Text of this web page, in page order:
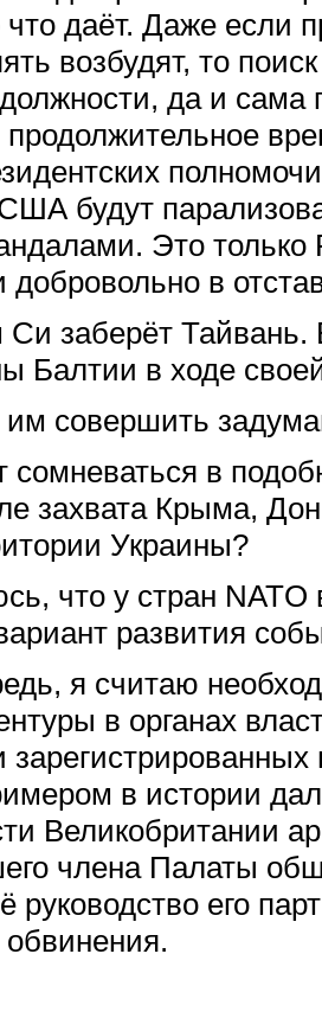
даёт. Даже если
возбудят, то
да и сама
продолжительное
будут
Это
в
заберёт Тайвань.
Балтии в ходе
совершить
в
захвата Крыма,
Украины?
что у стран NATO
развития
я считаю
в органах
зарегистрированных
в истории
Великобритании
члена Палаты
руководство его